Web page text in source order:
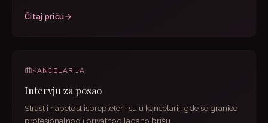
Čitaj priču
KANCELARIJA
Intervju za posao
Strast i napetost isprepleteni su u kancelariji gde se granice
profesionalnog i privatnog lagano brišu.